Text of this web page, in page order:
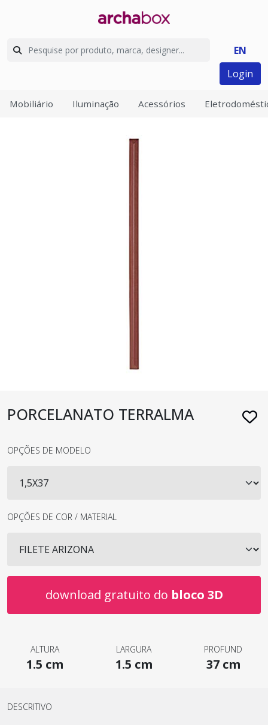
EN
Login
Mobiliário Iluminação Acessórios
PORCELANATO TERRALMA
OPÇÕES DE MODELO
OPÇÕES DE COR / MATERIAL
download gratuito do bloco 3D
ALTURA
1.5 cm
LARGURA
1.5 cm
PROFUND
37 cm
DESCRITIVO